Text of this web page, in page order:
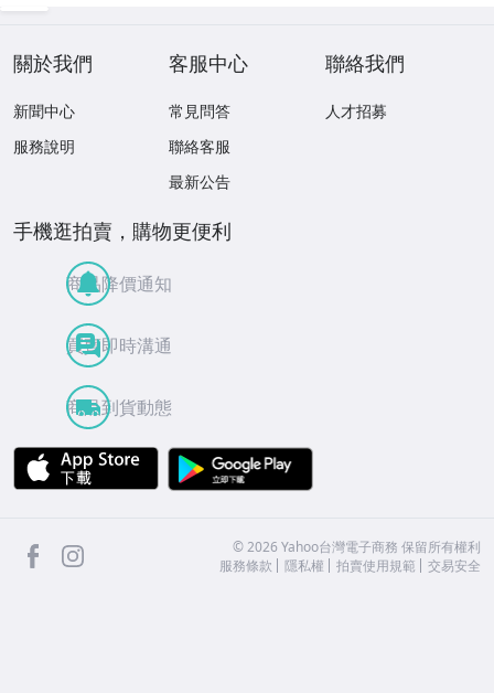
關於我們
新聞中心
服務說明
客服中心
常見問答
聯絡客服
最新公告
聯絡我們
人才招募
手機逛拍賣，購物更便利
商品降價通知
買賣即時溝通
商品到貨動態
APP Store
facebook ©2026 Yahoo台灣電子商務 保留所有權利
服務條款
隱私權 拍賣使用規範 交易安全